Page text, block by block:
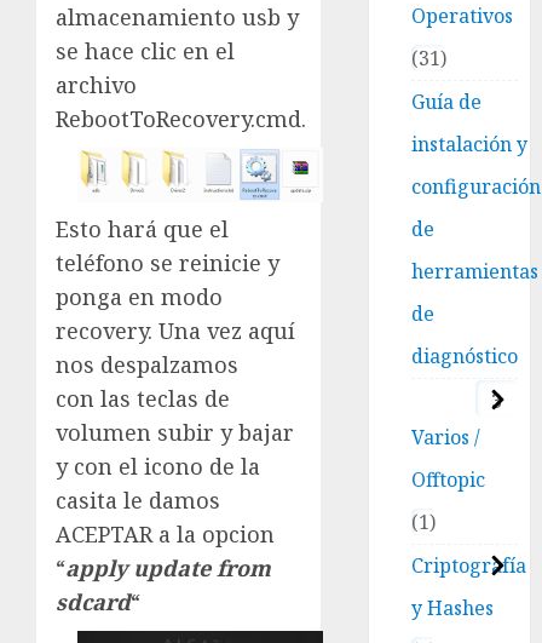
almacenamiento usb y
se hace clic en el
archivo
RebootToRecovery.cmd.
Esto hará que el
teléfono se reinicie y
ponga en modo
recovery. Una vez aquí
nos despalzamos
con las teclas de
volumen subir y bajar
y con el icono de la
casita le damos
ACEPTAR a la opcion
“apply update from
sdcard“
Operativos
31
Guía de
instalación y
configuración
de
herramientas
de
diagnóstico
3
Varios /
Offtopic
1
Criptografía
y Hashes